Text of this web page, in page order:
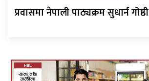
प्रवासमा नेपाली पाठ्यक्रम सुधार्न गोष्ठी